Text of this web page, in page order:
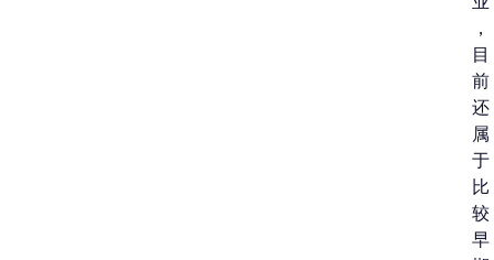
，
目
前
还
属
于
比
较
早